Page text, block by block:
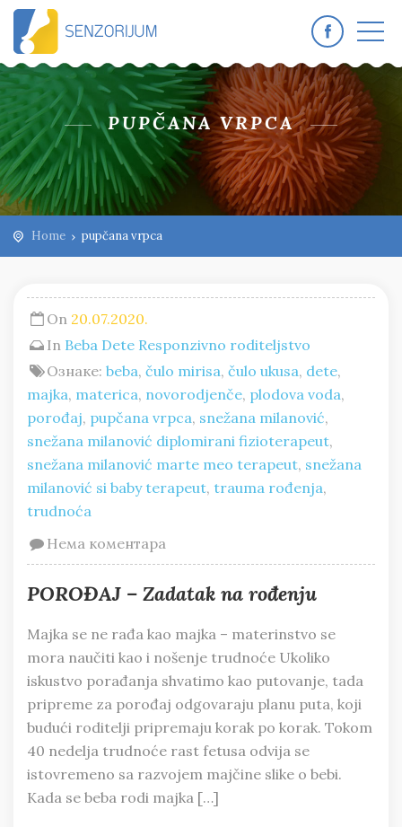
PUPČANA VRPCA
Home pupčana vrpca
On 20.07.2020.
In Beba Dete Responzivno roditeljstvo
Ознаке:beba,čulo mirisa,čulo ukusa, dete,
majka, materica, novorodjenče, plodova voda,
porođaj, pupčana vrpca, snežana milanović,
snežana milanović diplomirani fizioterapeut,
snežana milanović marte meo terapeut, snežana
milanović si baby terapeut, trauma rođenja,
trudnoća
Нема коментара
POROĐAJ – Zadatak na rođenju
Majka se ne rađa kao majka – materinstvo se
mora naučiti kao i nošenje trudnoće Ukoliko
iskustvo porađanja shvatimo kao putovanje, tada
pripreme za porođaj odgovaraju planu puta, koji
budući roditelji pripremaju korak po korak. Tokom
40 nedelja trudnoće rast fetusa odvija se
istovremeno sa razvojem majčine slike o bebi.
Kada se beba rodi majka […]